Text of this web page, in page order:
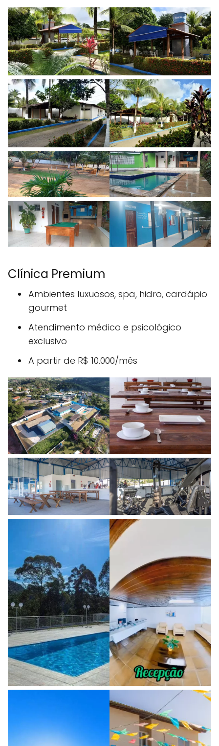
Clínica Premium
Ambientes luxuosos, spa, hidro, cardápio
gourmet
Atendimento médico e psicológico
exclusivo
A partir de R$ 10.000/mês